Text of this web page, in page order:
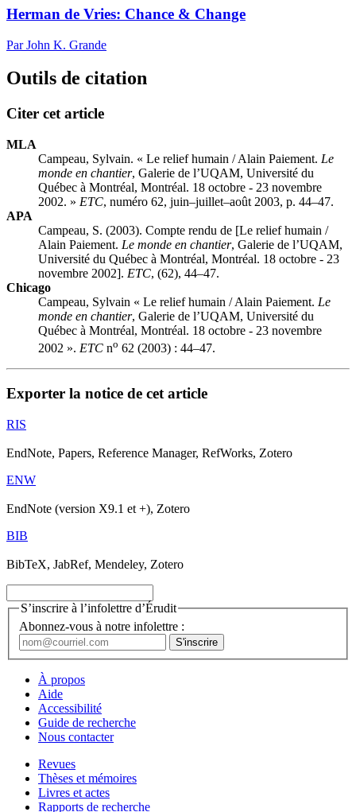
Herman de Vries: Chance & Change
Par John K. Grande
Outils de citation
Citer cet article
MLA
Campeau, Sylvain. « Le relief humain / Alain Paiement. Le
monde en chantier, Galerie de l’UQAM, Université du
Québec à Montréal, Montréal. 18 octobre - 23 novembre
2002. » ETC, numéro 62, juin–juillet–août 2003, p. 44–47.
APA
Campeau, S. (2003). Compte rendu de [Le relief humain /
Alain Paiement. Le monde en chantier, Galerie de l’UQAM,
Université du Québec à Montréal, Montréal. 18 octobre - 23
novembre 2002]. ETC, (62), 44–47.
Chicago
Campeau, Sylvain « Le relief humain / Alain Paiement. Le
monde en chantier, Galerie de l’UQAM, Université du
Québec à Montréal, Montréal. 18 octobre - 23 novembre
2002 ». ETC no 62 (2003) : 44–47.
Exporter la notice de cet article
RIS
EndNote, Papers, Reference Manager, RefWorks, Zotero
ENW
EndNote (version X9.1 et +), Zotero
BIB
BibTeX, JabRef, Mendeley, Zotero
S’inscrire à l’infolettre d’Érudit
Abonnez-vous à notre infolettre :
À propos
Aide
Accessibilité
Guide de recherche
Nous contacter
Revues
Thèses et mémoires
Livres et actes
Rapports de recherche